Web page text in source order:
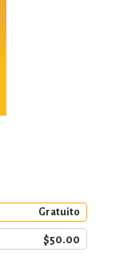
Gratuito
$50.00